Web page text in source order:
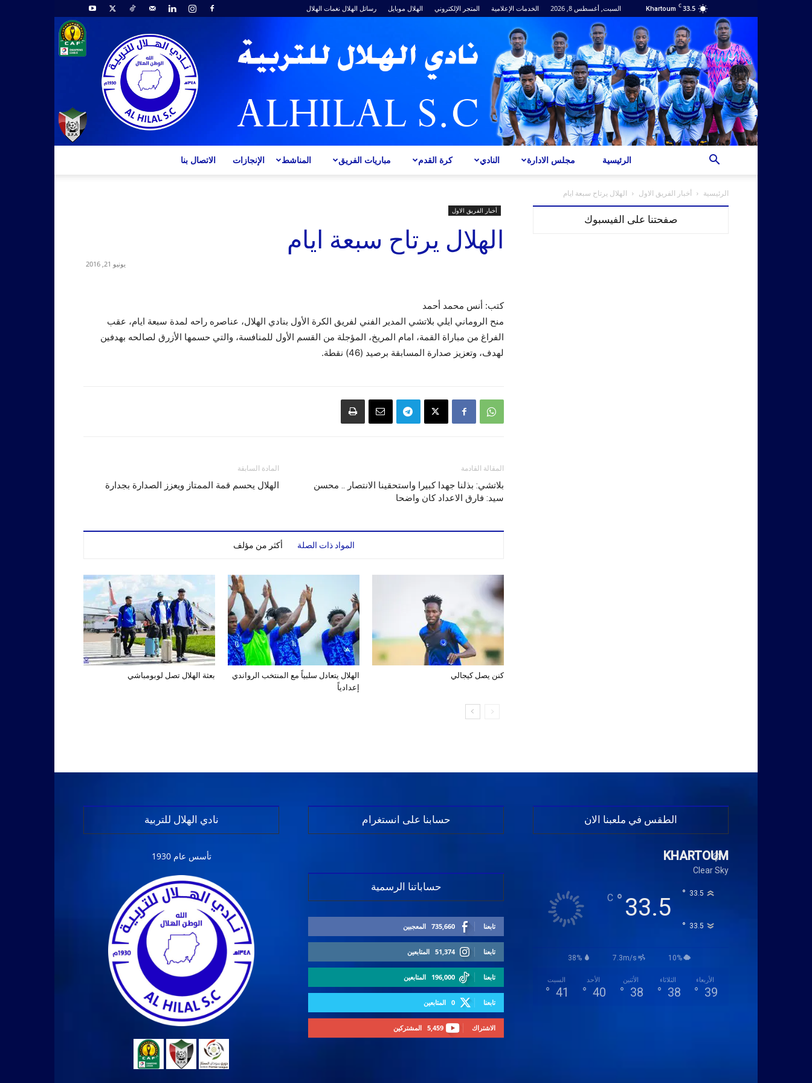
33.5
C
Khartoum السبت, أغسطس 8, 2026 الخدمات الإعلامية المتجر الإلكتروني الهلال موبايل رسائل الهلال نغمات الهلال
الاتصال بنا الإنجازات المناشط مباريات الفريق كرة القدم النادي مجلس الادارة الرئيسية
الرئيسية أخبار الفريق الاول الهلال يرتاح سبعة ايام
أخبار الفريق الاول
الهلال يرتاح سبعة ايام
يونيو 21, 2016
كتب: أنس محمد أحمد
منح الروماني ايلي بلاتشي المدير الفني لفريق الكرة الأول بنادي الهلال، عناصره راحه لمدة سبعة ايام، عقب
الفراغ من مباراة القمة، امام المريخ، المؤجلة من القسم الأول للمنافسة، والتي حسمها الأزرق لصالحه بهدفين
لهدف، وتعزيز صدارة المسابقة برصيد (46) نقطة.
المادة السابقة
الهلال يحسم قمة الممتاز ويعزز الصدارة بجدارة
المقالة القادمة
بلاتشي: بذلنا جهدا كبيرا واستحقينا الانتصار .. محسن
سيد: فارق الاعداد كان واضحا
المواد ذات الصلة أكثر من مؤلف
بعثة الهلال تصل لوبومباشي
الهلال يتعادل سلبياً مع المنتخب الرواندي
إعدادياً
كنن يصل كيجالي
صفحتنا على الفيسبوك
نادي الهلال للتربية
تأسس عام 1930
حسابنا على انستغرام
حساباتنا الرسمية
735,660 المعجبين تابعنا
51,374 المتابعين تابعنا
196,000 المتابعين تابعنا
0 المتابعين تابعنا
5,459 المشتركين الاشتراك
الطقس في ملعبنا الان
KHARTOUM
Clear Sky
33.5
°
C 33.5
°
33.5
°
38% 7.3m/s 10%
السبت
41
°
الأحد
40
°
الأثنين
38
°
الثلاثاء
38
°
الأربعاء
39
°